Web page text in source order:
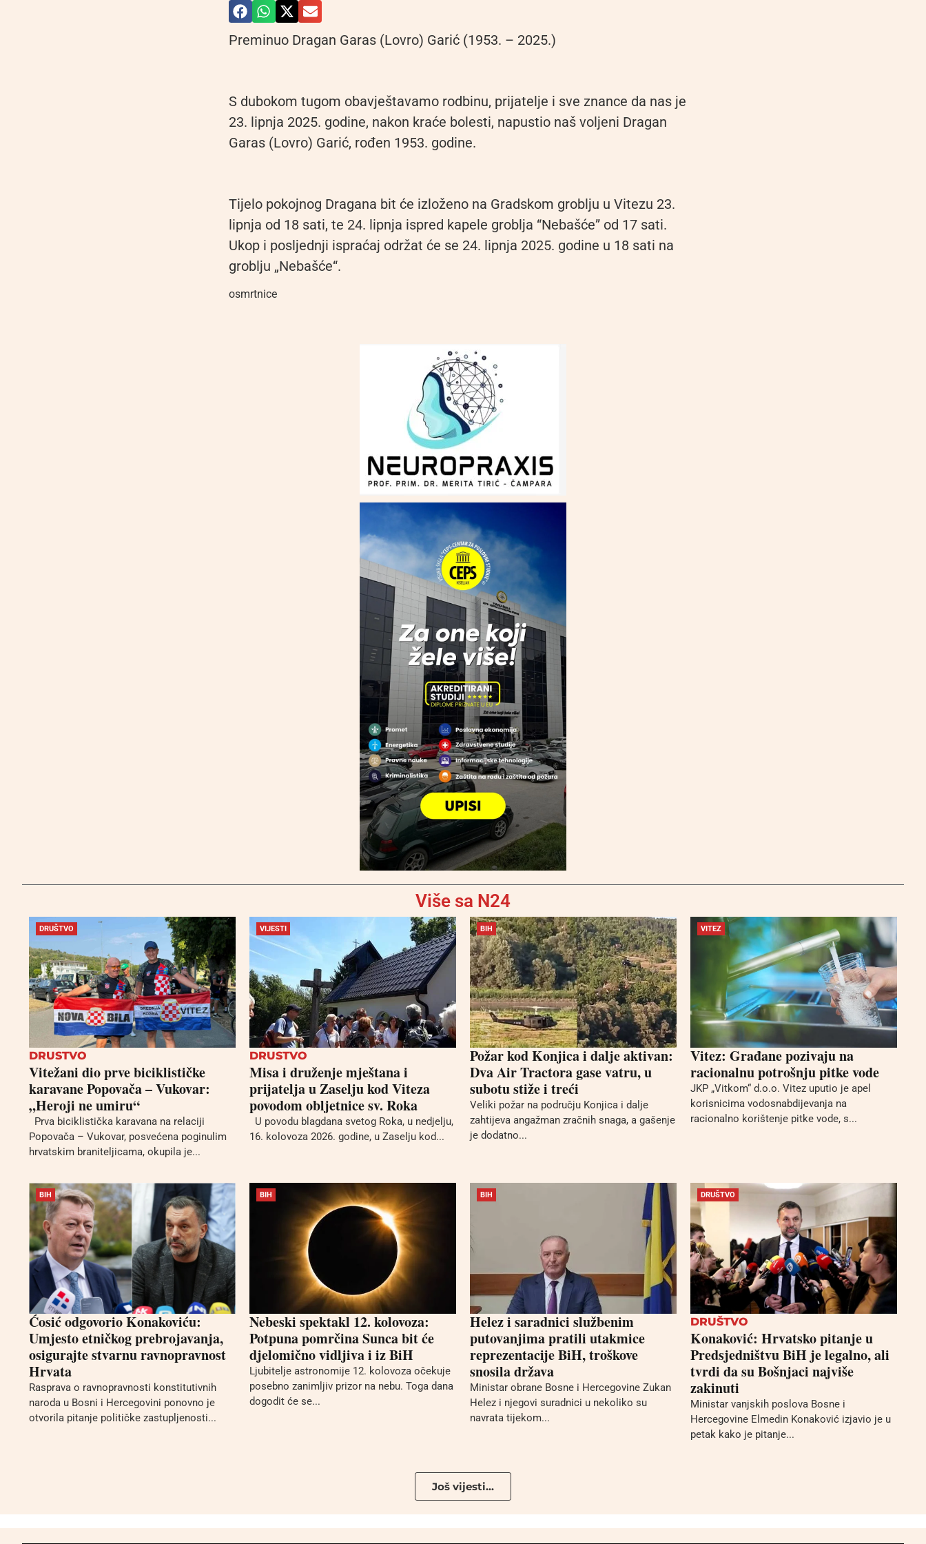
Preminuo Dragan Garas (Lovro) Garić (1953. – 2025.)
S dubokom tugom obavještavamo rodbinu, prijatelje i sve znance da nas je
23. lipnja 2025. godine, nakon kraće bolesti, napustio naš voljeni Dragan
Garas (Lovro) Garić, rođen 1953. godine.
Tijelo pokojnog Dragana bit će izloženo na Gradskom groblju u Vitezu 23.
lipnja od 18 sati, te 24. lipnja ispred kapele groblja “Nebašće” od 17 sati.
Ukop i posljednji ispraćaj održat će se 24. lipnja 2025. godine u 18 sati na
groblju „Nebašće“.
osmrtnice
Više sa N24
DRUŠTVO
DRUSTVO
Vitežani dio prve biciklističke
karavane Popovača – Vukovar:
„Heroji ne umiru“
Prva biciklistička karavana na relaciji
Popovača – Vukovar, posvećena poginulim
hrvatskim braniteljicama, okupila je...
VIJESTI
DRUSTVO
Misa i druženje mještana i
prijatelja u Zaselju kod Viteza
povodom obljetnice sv. Roka
U povodu blagdana svetog Roka, u nedjelju,
16. kolovoza 2026. godine, u Zaselju kod...
BIH
Požar kod Konjica i dalje aktivan:
Dva Air Tractora gase vatru, u
subotu stiže i treći
Veliki požar na području Konjica i dalje
zahtijeva angažman zračnih snaga, a gašenje
je dodatno...
VITEZ
Vitez: Građane pozivaju na
racionalnu potrošnju pitke vode
JKP „Vitkom“ d.o.o. Vitez uputio je apel
korisnicima vodosnabdijevanja na
racionalno korištenje pitke vode, s...
BIH
Ćosić odgovorio Konakoviću:
Umjesto etničkog prebrojavanja,
osigurajte stvarnu ravnopravnost
Hrvata
Rasprava o ravnopravnosti konstitutivnih
naroda u Bosni i Hercegovini ponovno je
otvorila pitanje političke zastupljenosti...
BIH
Nebeski spektakl 12. kolovoza:
Potpuna pomrčina Sunca bit će
djelomično vidljiva i iz BiH
Ljubitelje astronomije 12. kolovoza očekuje
posebno zanimljiv prizor na nebu. Toga dana
dogodit će se...
BIH
Helez i saradnici službenim
putovanjima pratili utakmice
reprezentacije BiH, troškove
snosila država
Ministar obrane Bosne i Hercegovine Zukan
Helez i njegovi suradnici u nekoliko su
navrata tijekom...
DRUŠTVO
DRUŠTVO
Konaković: Hrvatsko pitanje u
Predsjedništvu BiH je legalno, ali
tvrdi da su Bošnjaci najviše
zakinuti
Ministar vanjskih poslova Bosne i
Hercegovine Elmedin Konaković izjavio je u
petak kako je pitanje...
Još vijesti...